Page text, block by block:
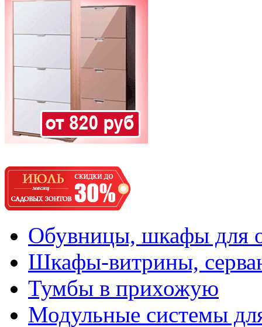
Обувницы, шкафы для
Шкафы-витрины,
Тумбы в прихожую
Модульные системы